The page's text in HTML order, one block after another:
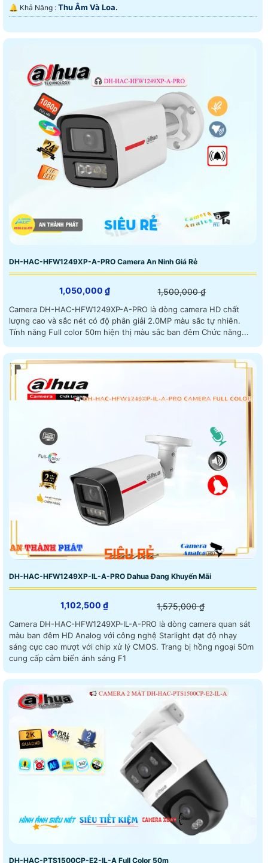
️🔔 Khả Năng : Thu Âm Và Loa.
DH-HAC-HFW1249XP-A-PRO Camera An Ninh Giá Rẻ
1,050,000 ₫ 1,500,000 ₫
Camera DH-HAC-HFW1249XP-A-PRO là dòng camera HD chất
lượng cao và sắc nét có độ phân giải 2.0MP màu sắc tự nhiên.
Tính năng Full color 50m hiện thị màu sắc ban đêm Chức năng...
DH-HAC-HFW1249XP-IL-A-PRO Dahua Đang Khuyến Mãi
1,102,500 ₫ 1,575,000 ₫
Camera DH-HAC-HFW1249XP-IL-A-PRO là dòng camera quan sát
màu ban đêm HD Analog với công nghệ Starlight đạt độ nhạy
sáng cực cao mượt với chip xử lý CMOS. Trang bị hồng ngoại 50m
cung cấp cảm biến ánh sáng F1
DH-HAC-PTS1500CP-E2-IL-A Full Color 50m